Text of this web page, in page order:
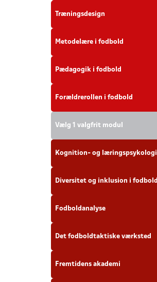
Træningsdesign
Metodelære i fodbold
Pædagogik i fodbold
Forældrerollen i fodbold
Vælg 1 valgfrit modul
Kognition- og læringspsykologi
Diversitet og inklusion i fodbold
Fodboldanalyse
Det fodboldtaktiske værksted
Fremtidens akademi